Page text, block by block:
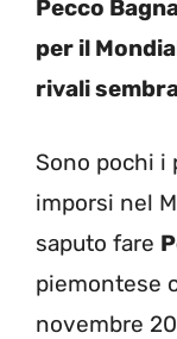
Pecco
per il
rivali
Sono pochi i
imporsi nel
saputo fare
piemontese
novembre